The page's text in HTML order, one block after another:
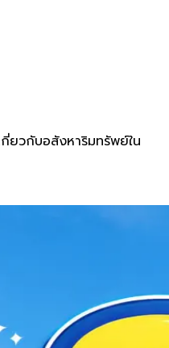
ยวกับอสังหาริมทรัพย์ใน